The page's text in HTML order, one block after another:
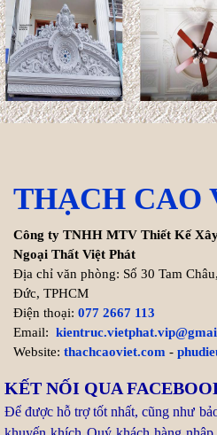
hai vật liệu tự nhiên phổ biến
trúc. ...
Xem thêm >>
thiện
Xem thêm >>
tuổi
chạm ngưỡng 59 tuổi (tuổi mụ).
THẠCH CAO
Công ty TNHH MTV Thiết Kế
Ngoại Thất Việt Phát
Địa chỉ văn phòng: Số 30 Tam
Đức, TPHCM
Điện thoại: 077 2667 113
Email:
Website: thachcaoviet.com -
KẾT NỐI QUA
Để được hỗ trợ tốt nhất, cũng như